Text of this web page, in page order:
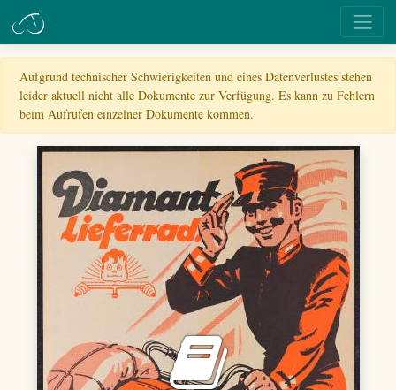
Aufgrund technischer Schwierigkeiten und eines Datenverlustes stehen
leider aktuell nicht alle Dokumente zur Verfügung. Es kann zu Fehlern
beim Aufrufen einzelner Dokumente kommen.